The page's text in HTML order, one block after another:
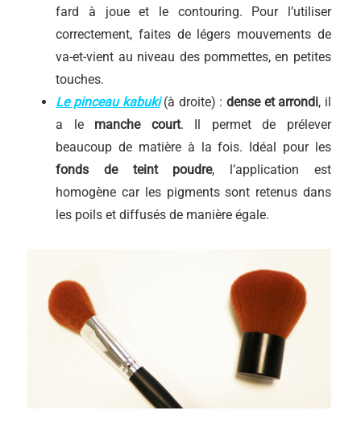
fard à joue et le contouring. Pour l’utiliser
correctement, faites de légers mouvements de
va-et-vient au niveau des pommettes, en petites
touches.
Le pinceau kabuki(à droite) :dense et arrondi, il
a le manche court. Il permet de prélever
beaucoup de matière à la fois. Idéal pour les
fonds de teint poudre, l’application est
homogène car les pigments sont retenus dans
les poils et diffusés de manière égale.